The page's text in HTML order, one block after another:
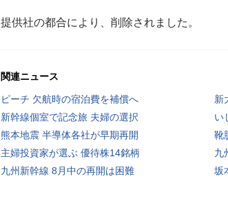
提供社の都合により、削除されました。
関連ニュース
ピーチ 欠航時の宿泊費を補償へ
新
新幹線個室で記念旅 夫婦の選択
い
熊本地震 半導体各社が早期再開
靴
主婦投資家が選ぶ 優待株14銘柄
九
九州新幹線 8月中の再開は困難
坂